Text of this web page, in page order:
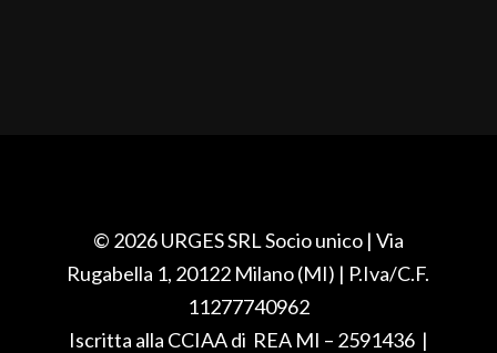
© 2026 URGES SRL Socio unico| Via
Rugabella 1, 20122 Milano (MI) | P.Iva/C.F.
11277740962
Iscritta alla CCIAA di REA MI – 2591436|